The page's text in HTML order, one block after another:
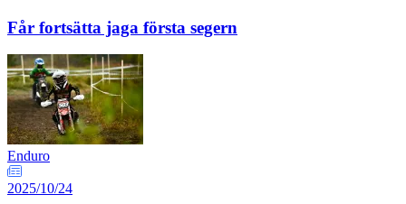
Får fortsätta jaga första segern
Enduro
2025/10/24